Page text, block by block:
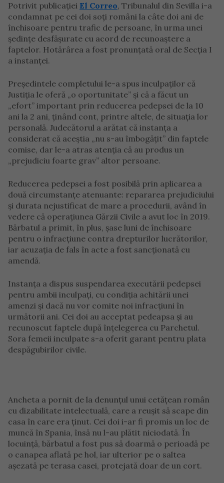
Potrivit publicației El Correo, Tribunalul din Sevilla i-a
condamnat pe cei doi soți români la câte doi ani de
închisoare pentru trafic de persoane, în urma unei
ședințe desfășurate cu acord de recunoaștere a
faptelor. Hotărârea a fost pronunțată oral de Secția I
a instanței.
Președintele completului le-a spus inculpaților că
Justiția le oferă „o oportunitate” și că a făcut un
„efort” important prin reducerea pedepsei de la 10
ani la 2 ani, ținând cont, printre altele, de situația lor
personală. Judecătorul a arătat că instanța a
considerat că aceștia „nu s-au îmbogățit” din faptele
comise, dar le-a atras atenția că au produs un
„prejudiciu foarte grav” altor persoane.
Reducerea pedepsei a fost posibilă prin aplicarea a
două circumstanțe atenuante: repararea prejudiciului
și durata nejustificat de mare a procedurii, având în
vedere că operațiunea Gărzii Civile a avut loc în 2019.
Bărbatul a primit, în plus, șase luni de închisoare
pentru o infracțiune contra drepturilor lucrătorilor,
iar acuzația de fals în acte a fost sancționată cu
amendă.
Instanța a dispus suspendarea executării pedepsei
pentru ambii inculpați, cu condiția achitării unei
amenzi și dacă nu vor comite noi infracțiuni în
următorii ani. Cei doi au acceptat pedeapsa și au
recunoscut faptele după înțelegerea cu Parchetul.
Sora femeii inculpate s-a oferit garant pentru plata
despăgubirilor civile.
Ancheta a pornit de la denunțul unui cetățean român
cu dizabilitate intelectuală, care a reușit să scape din
casa în care era ținut. Cei doi i-ar fi promis un loc de
muncă în Spania, însă nu l-au plătit niciodată. În
locuință, bărbatul a fost pus să doarmă o perioadă pe
o canapea aflată pe hol, iar ulterior pe o saltea
așezată pe terasa casei, protejată doar de un cort.